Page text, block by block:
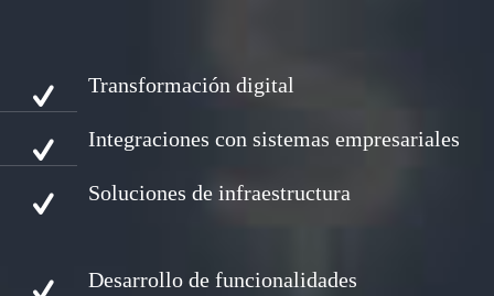
Transformación digital
Integraciones con sistemas empresariales
Soluciones de infraestructura
Desarrollo de funcionalidades